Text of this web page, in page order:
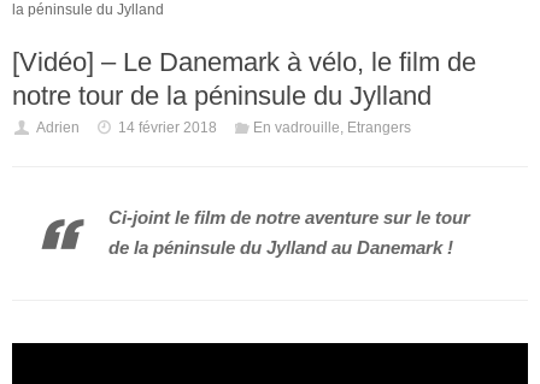
la péninsule du Jylland
[Vidéo] – Le Danemark à vélo, le film de
notre tour de la péninsule du Jylland
Adrien 14 février 2018 En vadrouille, Etrangers
Ci-joint le film de notre aventure sur le tour
de la péninsule du Jylland au Danemark !